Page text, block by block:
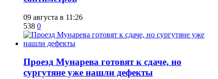
09 августа в 11:26
538 0
​Проезд Мунарева готовят к сдаче, но
сургутяне уже нашли дефекты